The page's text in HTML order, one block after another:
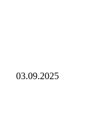
03.09.2025